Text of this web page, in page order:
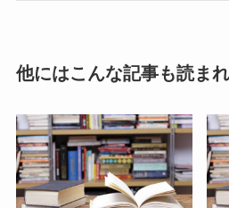
他にはこんな記事も読ま